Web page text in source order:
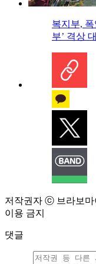
복지부,
부’ 격상
저작권자 ⓒ 브라보마
이용 금지
댓글